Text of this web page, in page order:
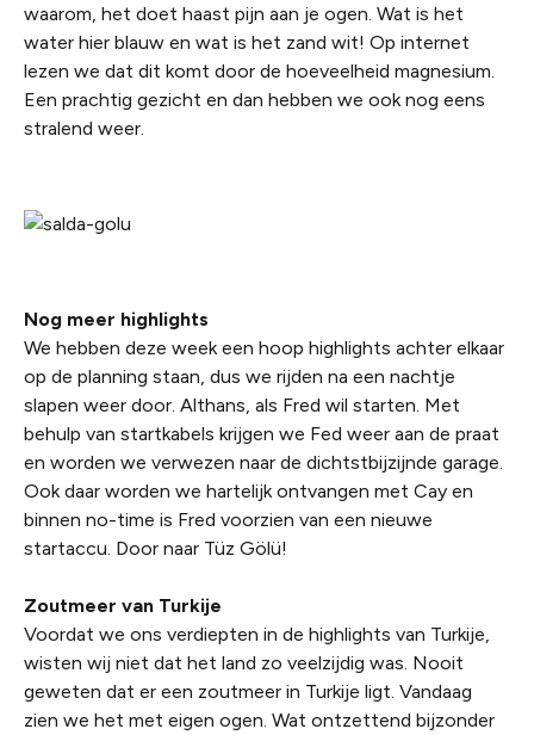
waarom, het doet haast pijn aan je ogen. Wat is het
water hier blauw en wat is het zand wit! Op internet
lezen we dat dit komt door de hoeveelheid magnesium.
Een prachtig gezicht en dan hebben we ook nog eens
stralend weer.
Nog meer highlights
We hebben deze week een hoop highlights achter elkaar
op de planning staan, dus we rijden na een nachtje
slapen weer door. Althans, als Fred wil starten. Met
behulp van startkabels krijgen we Fed weer aan de praat
en worden we verwezen naar de dichtstbijzijnde garage.
Ook daar worden we hartelijk ontvangen met Cay en
binnen no-time is Fred voorzien van een nieuwe
startaccu. Door naar Tüz Gölü!
Zoutmeer van Turkije
Voordat we ons verdiepten in de highlights van Turkije,
wisten wij niet dat het land zo veelzijdig was. Nooit
geweten dat er een zoutmeer in Turkije ligt. Vandaag
zien we het met eigen ogen. Wat ontzettend bijzonder